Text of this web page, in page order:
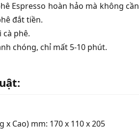
Espresso hoàn hảo mà không cần
đắt tiền.
cà phê.
chóng, chỉ mất 5-10 phút.
x Cao) mm: 170 x 110 x 205